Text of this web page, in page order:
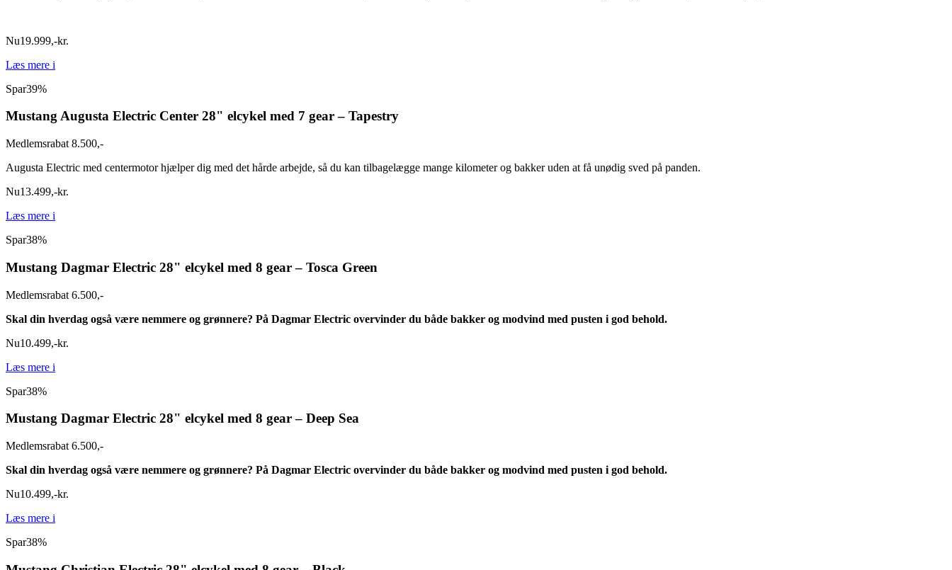
Nu19.999,-kr.
Læs mere i
Spar39%
Mustang Augusta Electric Center 28" elcykel med 7 gear – Tapestry
Medlemsrabat 8.500,-
Augusta Electric med centermotor hjælper dig med det hårde arbejde, så du kan tilbagelægge mange kilometer og bakker uden at få unødig sved på panden.
Nu13.499,-kr.
Læs mere i
Spar38%
Mustang Dagmar Electric 28" elcykel med 8 gear – Tosca Green
Medlemsrabat 6.500,-
Skal din hverdag også være nemmere og grønnere? På Dagmar Electric overvinder du både bakker og modvind med pusten i god behold.
Nu10.499,-kr.
Læs mere i
Spar38%
Mustang Dagmar Electric 28" elcykel med 8 gear – Deep Sea
Medlemsrabat 6.500,-
Skal din hverdag også være nemmere og grønnere? På Dagmar Electric overvinder du både bakker og modvind med pusten i god behold.
Nu10.499,-kr.
Læs mere i
Spar38%